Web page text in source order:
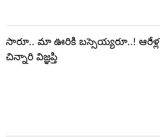
సారూ.. మా ఊరికి బస్సెయ్యరూ..! ఆరేళ్ల
చిన్నారి విజ్ఞప్తి